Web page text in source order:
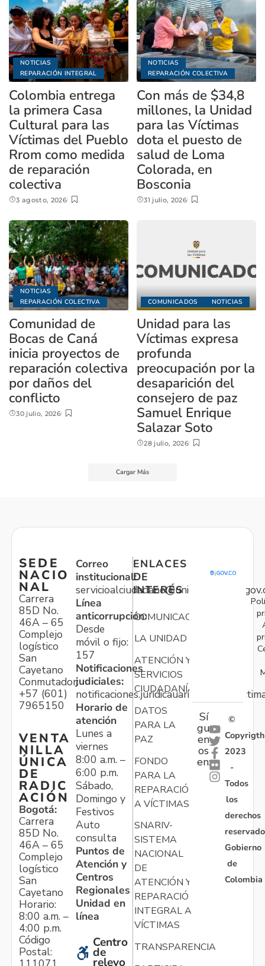
NOTICIAS
REPARACIÓN INTEGRAL
Colombia entrega
la primera Casa
Cultural para las
Víctimas del Pueblo
Rrom como medida
de reparación
colectiva
3 agosto, 2026
NOTICIAS
REPARACIÓN COLECTIVA
Con más de $34,8
millones, la Unidad
para las Víctimas
dota el puesto de
salud de Loma
Colorada, en
Bosconia
31 julio, 2026
NOTICIAS
REPARACIÓN COLECTIVA
Comunidad de
Bocas de Caná
inicia proyectos de
reparación colectiva
por daños del
conflicto
30 julio, 2026
COMUNICADOS NOTICIAS
Unidad para las
Víctimas expresa
profunda
preocupación por la
desaparición del
consejero de paz
Samuel Enrique
Salazar Soto
28 julio, 2026
Cargar Más
SEDE
NACIO
NAL
Carrera
85D No.
46A – 65
Complejo
logístico
San
Cayetano
Conmutador:
+57 (601)
7965150
VENTA
NILLA
ÚNICA
DE
RADIC
ACIÓN
Bogotá:
Carrera
85D No.
46A – 65
Complejo
logístico
San
Cayetano
Horario:
8:00 a.m. –
4:00 p.m.
Código
Postal:
Correo
institucional:
Línea
anticorrupción:
Desde
móvil o fijo:
157
Notificaciones
judiciales:
Horario de
atención
Lunes a
viernes
8:00 a.m. –
6:00 p.m.
Sábado,
Domingo y
Festivos
Auto
consulta
Puntos de
Atención y
Centros
Regionales
Unidad en
línea
Centro
de
relevo
ENLACES
DE
INTERÉS
COMUNICACIONES
LA UNIDAD
ATENCIÓN Y
SERVICIOS
CIUDADANÍA
DATOS
PARA LA
PAZ
FONDO
PARA LA
REPARACIÓN
A VÍCTIMAS
SNARIV-
SISTEMA
NACIONAL
DE
ATENCIÓN Y
REPARACIÓN
INTEGRAL A
VÍCTIMAS
TRANSPARENCIA
Sí
gu
en
os
en:
©
Copyrigth
2023
-
Todos
los
derechos
Gobierno
de
Colombia